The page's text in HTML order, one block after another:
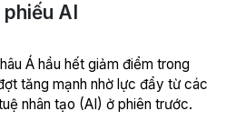
AI
Á hầu hết giảm điểm trong
tăng mạnh nhờ lực đẩy từ các
nhân tạo (AI) ở phiên trước.